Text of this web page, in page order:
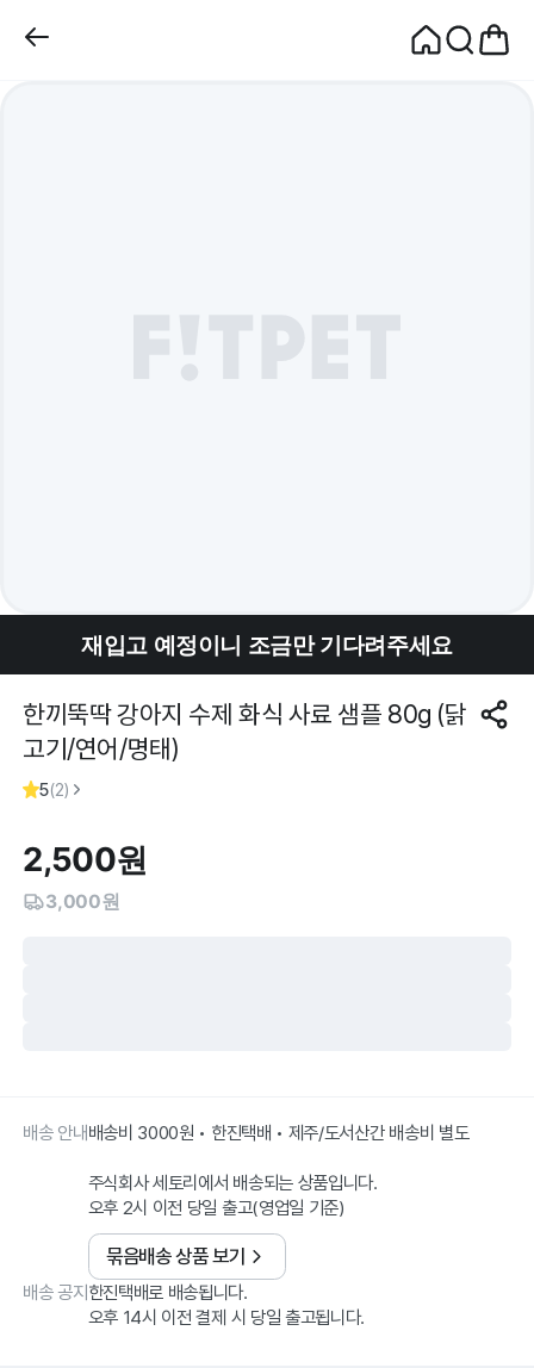
재입고 예정이니 조금만 기다려주세요
한끼뚝딱 강아지 수제 화식 사료 샘플 80g (닭
고기/연어/명태)
5(2)
2,500원
3,000원
배송 안내배송비 3000원 • 한진택배 • 제주/도서산간 배송비 별도
주식회사 세토리에서 배송되는 상품입니다.
오후 2시 이전 당일 출고(영업일 기준)
묶음배송 상품 보기
배송 공지 한진택배로 배송됩니다.
오후 14시 이전 결제 시 당일 출고됩니다.